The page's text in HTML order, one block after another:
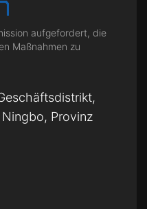
aufgefordert, die
Maßnahmen zu
Provinz